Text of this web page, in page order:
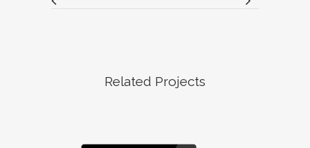
Related Projects